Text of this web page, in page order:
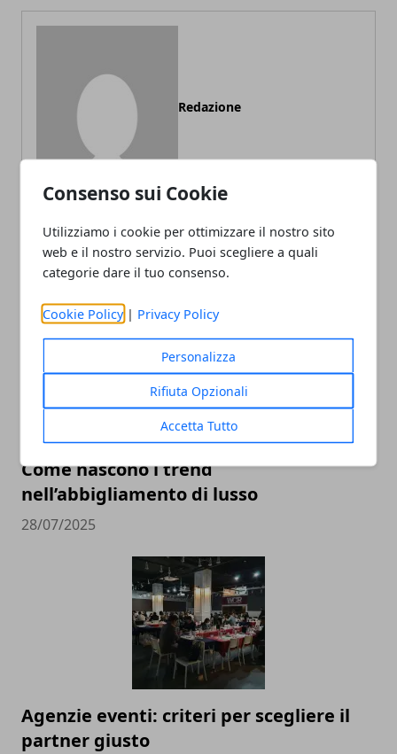
Consenso sui Cookie
Utilizziamo i cookie per ottimizzare il nostro sito
web e il nostro servizio. Puoi scegliere a quali
categorie dare il tuo consenso.
Cookie Policy | Privacy Policy
Personalizza
Rifiuta Opzionali
Accetta Tutto
Redazione
ARTICOLI CORRELATI
Come nascono i trend
nell’abbigliamento di lusso
28/07/2025
Agenzie eventi: criteri per scegliere il
partner giusto